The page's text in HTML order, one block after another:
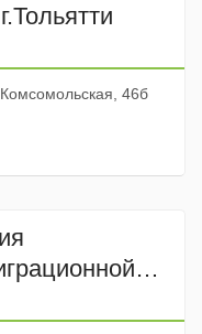
46б
Самарской